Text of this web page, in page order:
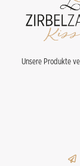
Unsere Produkte